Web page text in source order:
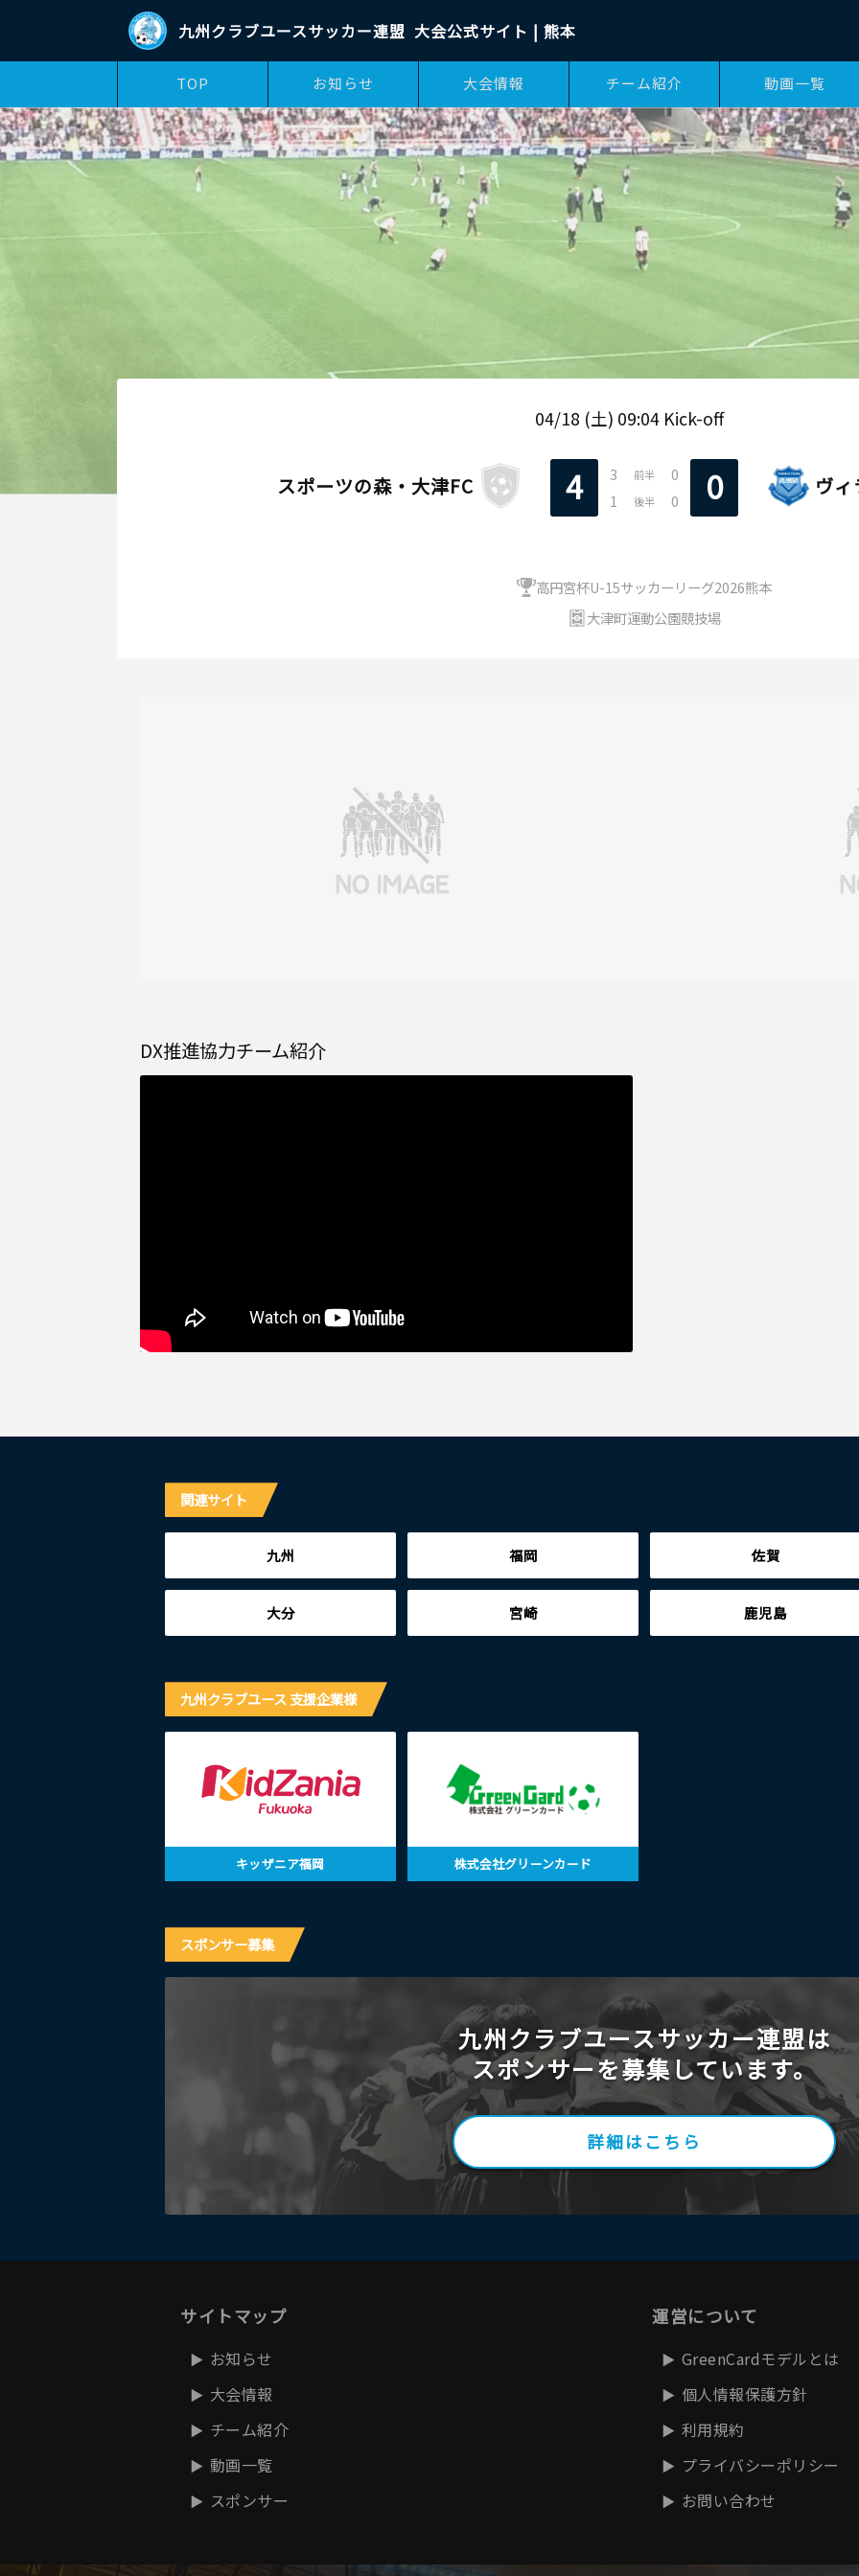
九州クラブユースサッカー連盟 大会公式サイト | 熊本
TOP お知らせ 大会情報 チーム紹介 動画一覧
04/18 (土) 09:04 Kick-off
スポーツの森・大津FC 4 3 前半
0
1
後半 0 0 ヴ
高円宮杯U-15サッカーリーグ2026熊本
大津町運動公園競技場
DX推進協力チーム紹介
関連サイト
九州 福岡 佐賀
大分 宮崎 鹿児島
九州クラブユース 支援企業様
キッザニア福岡 株式会社グリーンカード
スポンサー募集
九州クラブユースサッカー連盟は
スポンサーを募集しています。
詳細はこちら
サイトマップ
お知らせ
大会情報
チーム紹介
動画一覧
スポンサー
運営について
GreenCardモデルとは
個人情報保護方針
利用規約
プライバシーポリシー
お問い合わせ